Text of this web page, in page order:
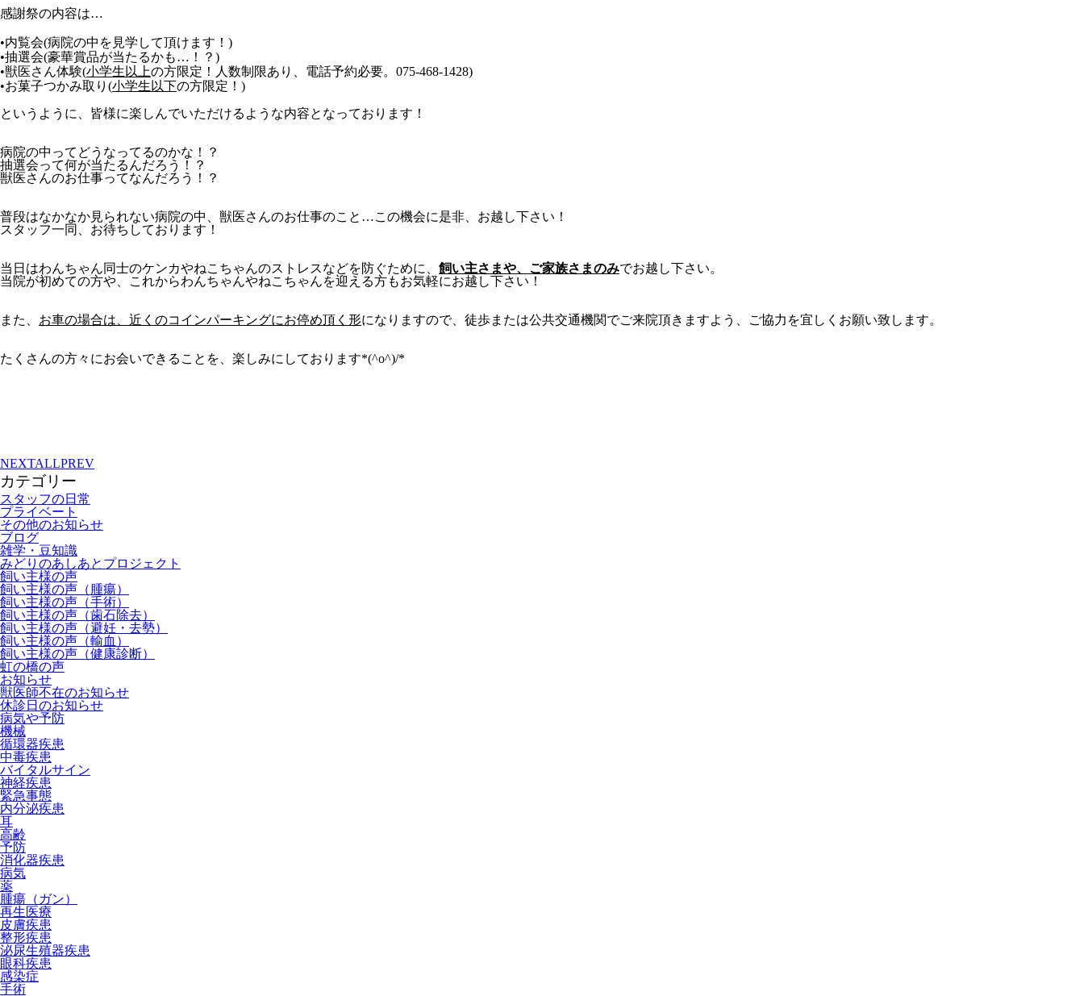
感謝祭の内容は…
•内覧会(病院の中を見学して頂けます！)
•抽選会(豪華賞品が当たるかも…！？)
•獣医さん体験(小学生以上の方限定！人数制限あり、電話予約必要。075-468-1428)
•お菓子つかみ取り(小学生以下の方限定！)
というように、皆様に楽しんでいただけるような内容となっております！
病院の中ってどうなってるのかな！？
抽選会って何が当たるんだろう！？
獣医さんのお仕事ってなんだろう！？
普段はなかなか見られない病院の中、獣医さんのお仕事のこと…この機会に是非、お越し下さい！
スタッフ一同、お待ちしております！
当日はわんちゃん同士のケンカやねこちゃんのストレスなどを防ぐために、 飼い主さまや、ご家族さまのみでお越し下さい。
当院が初めての方や、これからわんちゃんやねこちゃんを迎える方もお気軽にお越し下さい！
また、 お車の場合は、近くのコインパーキングにお停め頂く形になりますので、徒歩または公共交通機関でご来院頂きますよう、ご協力を宜しくお願い致します。
たくさんの方々にお会いできることを、楽しみにしております*(^o^)/*
NEXTALLPREV
カテゴリー
スタッフの日常
プライベート
その他のお知らせ
ブログ
雑学・豆知識
みどりのあしあとプロジェクト
飼い主様の声
飼い主様の声（腫瘍）
飼い主様の声（手術）
飼い主様の声（歯石除去）
飼い主様の声（避妊・去勢）
飼い主様の声（輸血）
飼い主様の声（健康診断）
虹の橋の声
お知らせ
獣医師不在のお知らせ
休診日のお知らせ
病気や予防
機械
循環器疾患
中毒疾患
バイタルサイン
神経疾患
緊急事態
内分泌疾患
耳
高齢
予防
消化器疾患
病気
薬
腫瘍（ガン）
再生医療
皮膚疾患
整形疾患
泌尿生殖器疾患
眼科疾患
感染症
手術